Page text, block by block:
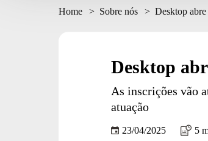
Home Sobre nós Desktop
Desktop
As inscrições vão
atuação
23/04/2025 5